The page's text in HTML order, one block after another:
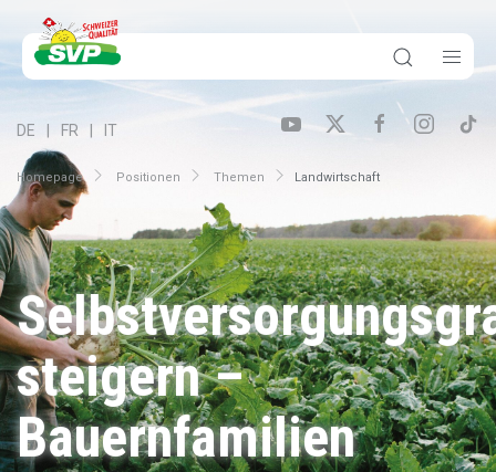
Homepage Positionen Themen Landwirt­schaft
DE FR IT
steigern –
Bauernfamilien